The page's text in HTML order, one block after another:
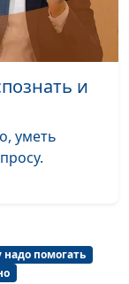
#2
и
уметь
надо помогать